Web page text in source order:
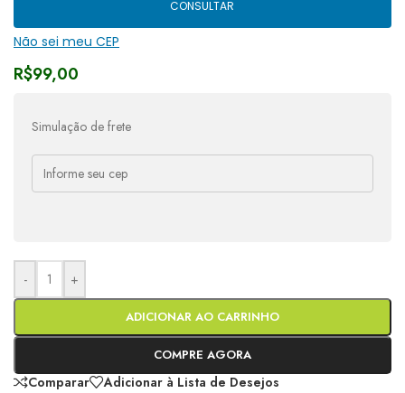
CONSULTAR
Não sei meu CEP
R$99,00
Simulação de frete
- +
ADICIONAR AO CARRINHO
COMPRE AGORA
Comparar Adicionar à Lista de Desejos